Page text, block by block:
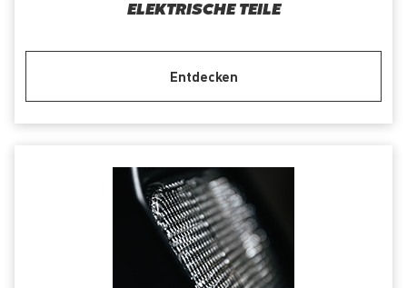
ELEKTRISCHE TEILE
Entdecken